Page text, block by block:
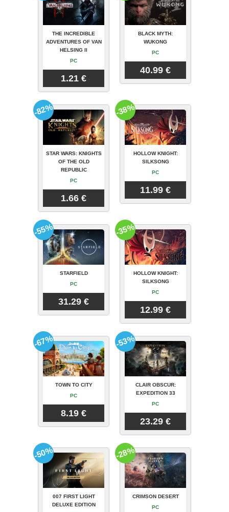
THE INCREDIBLE
ADVENTURES OF VAN
HELSING II
PC
1.21 €
BLACK MYTH:
WUKONG
PC
40.99 €
STAR WARS: KNIGHTS
OF THE OLD
REPUBLIC
PC
1.66 €
-82%
HOLLOW KNIGHT:
SILKSONG
PC
11.99 €
-38%
STARFIELD
PC
31.29 €
-55%
HOLLOW KNIGHT:
SILKSONG
PC
12.99 €
-35%
TOWN TO CITY
PC
8.19 €
-67%
CLAIR OBSCUR:
EXPEDITION 33
PC
23.29 €
-53%
007 FIRST LIGHT
DELUXE EDITION
-50%
CRIMSON DESERT
PC
-28%